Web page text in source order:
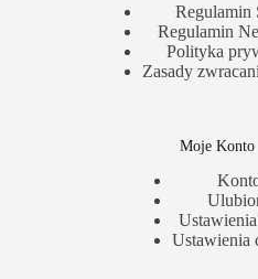
Regulamin
Regulamin
Polityka
Zasady
Moje Konto
Ustawienia